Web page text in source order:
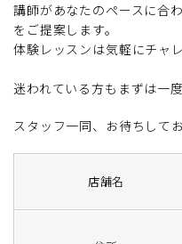
講師があなたのペースに合
をご提案します。
体験レッスンは気軽にチャ
迷われている方もまずは一
スタッフ一同、お待ちしてお
店舗名